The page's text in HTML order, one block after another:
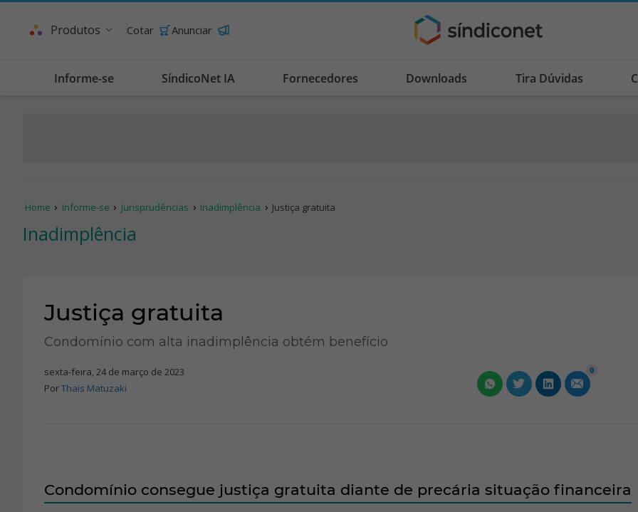
Produtos Cotar Anunciar
Informe-se SíndicoNet IA Fornecedores Downloads Tira Dúvidas
Home Informe-se Jurisprudências Inadimplência Justiça gratuita
Inadimplência
Justiça gratuita
Condomínio com alta inadimplência obtém benefício
sexta-feira, 24 de março de 2023
PorThais Matuzaki
0
Condomínio consegue justiça gratuita diante de precária situação financeira